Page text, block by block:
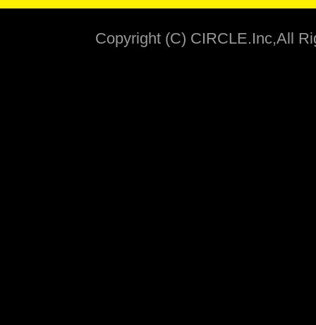
Copyright (C) CIRCLE.Inc,All